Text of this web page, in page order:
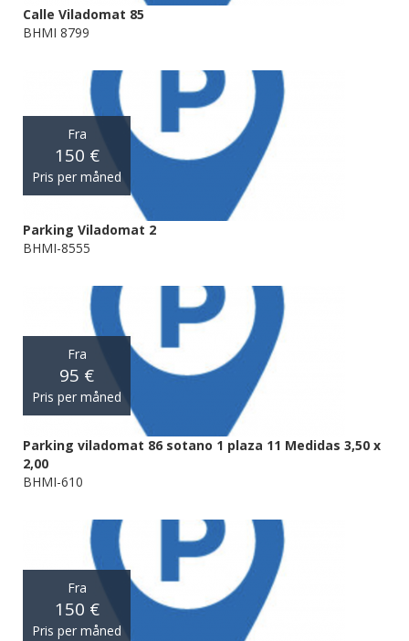
Calle Viladomat 85
BHMI 8799
Fra
150 €
Pris per måned
Parking Viladomat 2
BHMI-8555
Fra
95 €
Pris per måned
Parking viladomat 86 sotano 1 plaza 11 Medidas 3,50 x
2,00
BHMI-610
Fra
150 €
Pris per måned